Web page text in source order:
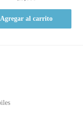
Agregar al carrito